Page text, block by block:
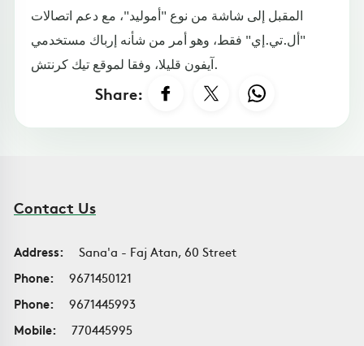
المقبل إلى شاشة من نوع "أموليد"، مع دعم اتصالات
"أل.تي.إي" فقط، وهو أمر من شأنه إرباك مستخدمي
آيفون قليلا، وفقا لموقع تيك كرنتش.
Share:
Contact Us
Address:
Sana'a - Faj Atan, 60 Street
Phone:
9671450121
Phone:
9671445993
Mobile:
770445995